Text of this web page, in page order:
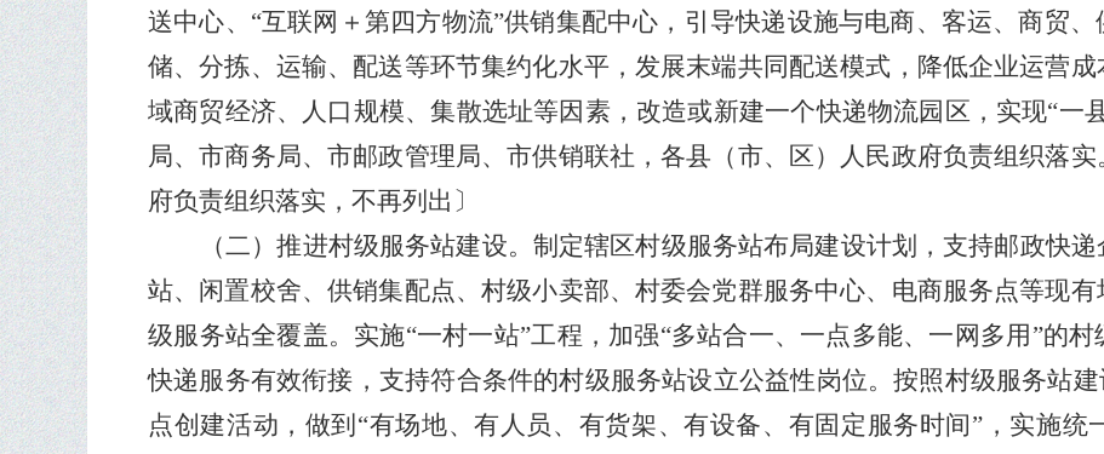
送中心、 “互联网＋第四方物流”供销集配中心，引导快递设施与电商、客运、商贸
储、分拣、运输、配送等环节集约化水平，发展末端共同配送模式，降低企业运营
域商贸经济、人口规模、集散选址等因素，改造或新建一个快递物流园区，实现“一
局、市商务局、市邮政管理局、市供销联社，各县（市、区）人民政府负责组织落
府负责组织落实，不再列出〕
（二）推进村级服务站建设。 制定辖区村级服务站布局建设计划，支持邮政快
站、闲置校舍、供销集配点、村级小卖部、村委会党群服务中心、电商服务点等现
级服务站全覆盖。实施“一村一站”工程，加强“多站合一、一点多能、一网多用 ”的村
快递服务有效衔接，支持符合条件的村级服务站设立公益性岗位。按照村级服务站
点创建活动，做到 “有场地、有人员、有货架、有设备、有固定服务时间” ，实施统